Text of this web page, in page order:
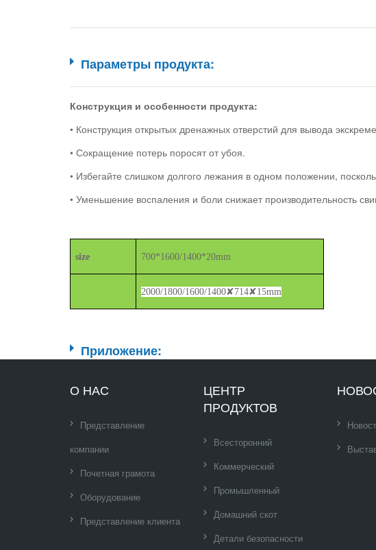
Параметры продукта:
Конструкция и особенности продукта:
• Конструкция открытых дренажных отверстий для вывода
• Сокращение потерь поросят от убоя.
• Избегайте слишком долгого лежания в одном положении,
• Уменьшение воспаления и боли снижает производительность
size 700*1600/1400*20mm
2000/1800/1600/1400✘714✘15mm
Приложение:
О НАС
Представление
компании
Почетная грамота
Оборудование
Представление клиента
ЦЕНТР
ПРОДУКТОВ
Всесторонний
Коммерческий
Промышленный
Домашний скот
Детали безопасности